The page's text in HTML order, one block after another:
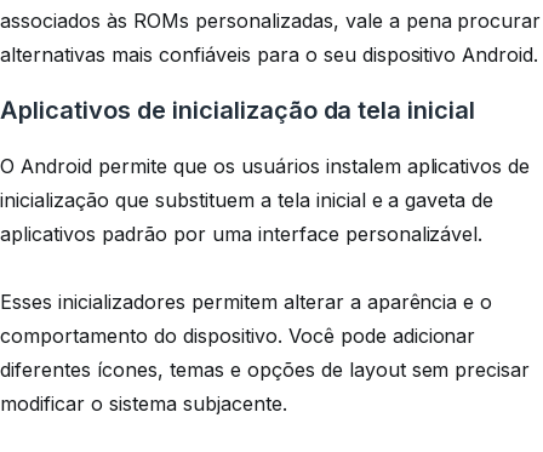
associados às ROMs personalizadas, vale a pena procurar
alternativas mais confiáveis ​​para o seu dispositivo Android.
Aplicativos de inicialização da tela inicial
O Android permite que os usuários instalem aplicativos de
inicialização que substituem a tela inicial e a gaveta de
aplicativos padrão por uma interface personalizável.
Esses inicializadores permitem alterar a aparência e o
comportamento do dispositivo. Você pode adicionar
diferentes ícones, temas e opções de layout sem precisar
modificar o sistema subjacente.